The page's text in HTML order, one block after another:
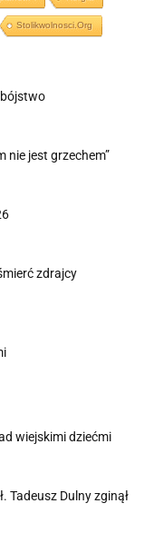
Stolikwolnosci.org
nie jest grzechem”
zdrajcy
wiejskimi dziećmi
Tadeusz Dulny zginął